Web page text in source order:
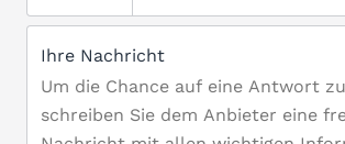
Ihre Nachricht